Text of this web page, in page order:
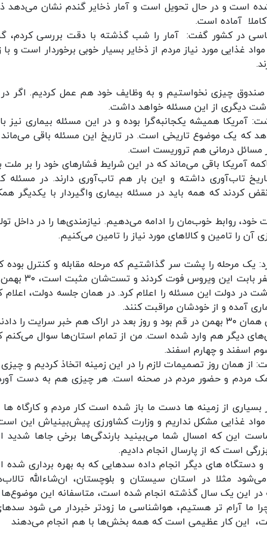
است و در حال تحویل است و آمار ذخایر گندم نشان می‌دهد
آماده است.
در کشور گفت: آمار را شب گذشته با دقت بررسی کردم،
غذایی مورد نیاز مردم از ذخایر بسیار خوبی برخوردار است و با
۵۰ سال گذشته از این صندوق چیزی نخواستیم و به وظایف خود هم عمل کردیم. اگر
دیگری از این مسئله خواهد داشت.
آمریکا همیشه یکجانبه‌گرا بوده و در این مسئله بیماری نیز
که یک موضوع تاریخی است. در تاریخ این مسئله باقی
مسائل درمانی هم تروریست است.
آمریکا باقی می‌ماند که در این شرایط فشارهای خود را بر ملت
تاب‌آوری داشته و این بار هم تاب‌آوری دارند. در مسئله
جهانی را نقض کردند که همه باید در مسئله بیماری واگیردار با یکدیگر
روابط خوب‌مان را ادامه می‌دهیم. نیازمندی‌ها را در داخل
را تامین و کالاهای مورد نیاز را تامین می‌کنیم.
یک مرحله را پشت سر گذاشتیم که مرحله مقابله و کنترل بوده
۳۰ بهمن شروع شد. روزی که متوجه شدیم یکی، دو نفر بابت
و وزیر بهداشت در دولت این مسئله را اعلام کرد. در همان جلسه دولت،
آمده و از خودشان مراقبت کنند.
رییس ستاد ملی مقابله با کرونا ادامه داد: این ویروس همان ۳۰ بهمن در قم بود و روز بعد در اراک هم خبر سرایت را
دیگر هم وارد شده است. من از تمام استان‌ها سوال می‌کنم
اسفند و چهارم اسفند.
از همان روز تصمیمات لازم را در این زمینه اتخاذ کردیم و چیزی
کمک مردم و حضور مردم در صحنه است. هر چیزی هم به دست
از زمینه ها دست ما باز شده است کار مردم و کارگاه ها
غذایی مشکل نداریم و وزارت کشاورزی پیش‌بینیاش این
این که امسال شما می‌بینید بارندگی‌ها برخی جاها
است که از پارسال انجام دادیم.
و دستگاه های دیگر انجام داده سدهایی که به بهره برداری
مثلا در استان سیستان و بلوچستان، ان‌شاءالله
این یک سال گذشته انجام شده است، متاسفانه این موضوع‌ها
ما آرام تر هستیم، هواشناسی ما زودتر خبردار می شود
است، این کار عظیمی است که همه بخش‌ها با هم انجام می‌دهند